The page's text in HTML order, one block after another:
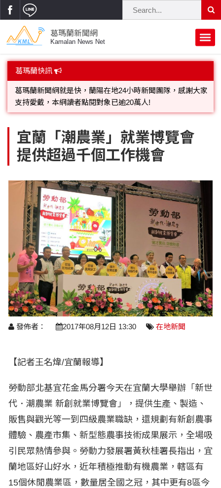
葛瑪蘭新聞網
Kamalan News Net
首頁
蘭陽大代誌
府會議題
街坊大小事
交通警消
地方大小事
校園動態
原住民動態
軍事新聞
立法院
黨政新聞
選舉新聞
總統大選
縣市長選舉
議員民代選舉
鄉鎮長村里長選舉
五合一選舉
溫馨關懷
公益行善
溫馨關懷
民俗薪傳
藝文展覽
專題講座
話說文史
水色流光映城東～名家齊聚展藝風
時尚你我他
休閒旅遊
時尚行業
美食料理
景點介紹
醫療養生
醫藥新訊
衞生保健
【博愛醫療公益服務隊】專欄
產業科技
科技新知
產業招商
求職徵才
農林漁牧
我要爆料
網友爆料
檢舉投訴
活動專頁
讀者投稿
全國運動會
宜蘭國際童玩節
運動賽事
葛瑪蘭快訊
葛瑪蘭新聞網就是快，蘭陽在地24小時新聞團隊，感謝大家
支持愛戴，本網讀者點閱對象已逾20萬人!
網;詳洽各記者或聯繫：0910-259565洽詢。
宜蘭「潮農業」就業博覽會
提供超過千個工作機會
發佈者： 2017年08月12日 13:30 在地新聞
【記者王名煒/宜蘭報導】
勞動部北基宜花金馬分署今天在宜蘭大學舉辦「新世
代．潮農業 新創就業博覽會」，提供生產、製造、
販售與觀光等一到四級農業職缺，還規劃有新創農事
體驗、農產市集、新型態農事技術成果展示，全場吸
引民眾熱情參與。勞動力發展署黃秋桂署長指出，宜
蘭地區好山好水，近年積極推動有機農業，轄區有
15個休閒農業區，數量居全國之冠，其中更有8區今